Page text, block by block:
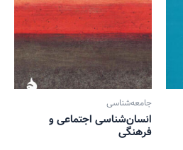
جامعه‌شناسی
انسان‌شناسی اجتماعی و
فرهنگی